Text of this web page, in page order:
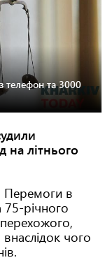
телефон та 3000
на літнього
Перемоги в
річного
перехожого,
чого